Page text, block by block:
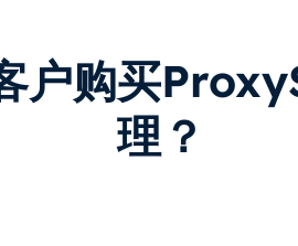
户购买
理？